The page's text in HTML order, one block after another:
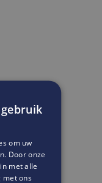
om uw
Door onze
met alle
met ons